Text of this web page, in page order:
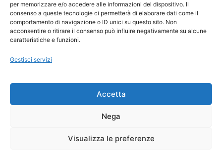
per memorizzare e/o accedere alle informazioni del dispositivo. Il
consenso a queste tecnologie ci permetterà di elaborare dati come il
comportamento di navigazione o ID unici su questo sito. Non
acconsentire o ritirare il consenso può influire negativamente su alcune
caratteristiche e funzioni.
Gestisci servizi
Accetta
Nega
Visualizza le preferenze
Ora Esatta in Italia in questo momento
Ti Senti Strano Ultimamente? Potrebbe Essere per
la Risonanza di Schumann
Come Sapere Se Stai Ascendendo alla Quinta
Copyright 2026 NotiziePlus.com
📰 Contenuto Umano Verificato
Privacy Coockie
Pubblicità